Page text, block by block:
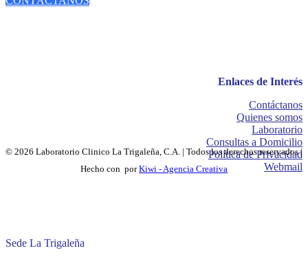
Enlaces de Interés
Contáctanos
Quienes somos
Laboratorio
Consultas a Domicilio
Política de Privacidad
Webmail
© 2026 Laboratorio Clinico La Trigaleña, C.A. | Todos los derechos reservados |
Hecho con porKiwi - Agencia Creativa
Sede La Trigaleña